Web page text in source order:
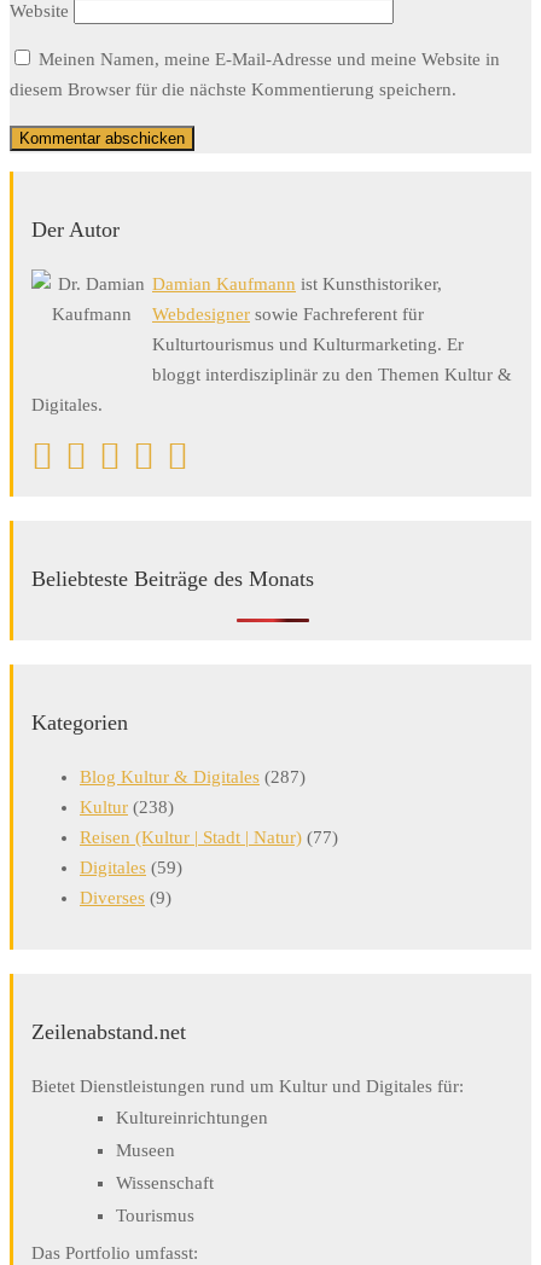
Website
Meinen Namen, meine E-Mail-Adresse und meine Website in
diesem Browser für die nächste Kommentierung speichern.
Der Autor
Damian Kaufmann ist Kunsthistoriker,
Webdesigner sowie Fachreferent für
Kulturtourismus und Kulturmarketing. Er
bloggt interdisziplinär zu den Themen Kultur &
Digitales.
Beliebteste Beiträge des Monats
Kategorien
Blog Kultur & Digitales (287)
Kultur (238)
Reisen (Kultur | Stadt | Natur) (77)
Digitales (59)
Diverses (9)
Zeilenabstand.net
Bietet Dienstleistungen rund um Kultur und Digitales für:
Kultureinrichtungen
Museen
Wissenschaft
Tourismus
Das Portfolio umfasst: